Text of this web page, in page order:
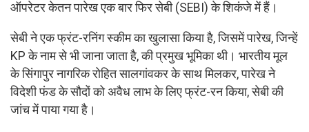
ऑपरेटर केतन पारेख एक बार फिर सेबी (SEBI) के शिकंजे में हैं।
सेबी ने एक फ्रंट-रनिंग स्कीम का खुलासा किया है, जिसमें पारेख, जिन्हें
KP के नाम से भी जाना जाता है, की प्रमुख भूमिका थी। भारतीय मूल
के सिंगापुर नागरिक रोहित सालगांवकर के साथ मिलकर, पारेख ने
विदेशी फंड के सौदों को अवैध लाभ के लिए फ्रंट-रन किया, सेबी की
जांच में पाया गया है।